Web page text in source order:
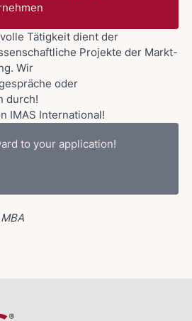
Tätigkeit dient der
Projekte der Markt-
Wir
oder
durch!
IMAS International!
to your application!